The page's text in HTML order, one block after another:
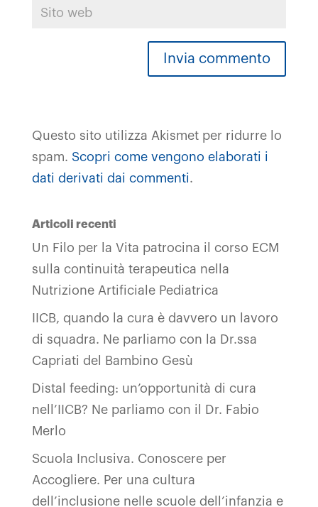
Questo sito utilizza Akismet per ridurre lo
spam. Scopri come vengono elaborati i
dati derivati dai commenti.
Articoli recenti
Un Filo per la Vita patrocina il corso ECM
sulla continuità terapeutica nella
Nutrizione Artificiale Pediatrica
IICB, quando la cura è davvero un lavoro
di squadra. Ne parliamo con la Dr.ssa
Capriati del Bambino Gesù
Distal feeding: un’opportunità di cura
nell’IICB? Ne parliamo con il Dr. Fabio
Merlo
Scuola Inclusiva. Conoscere per
Accogliere. Per una cultura
dell’inclusione nelle scuole dell’infanzia e